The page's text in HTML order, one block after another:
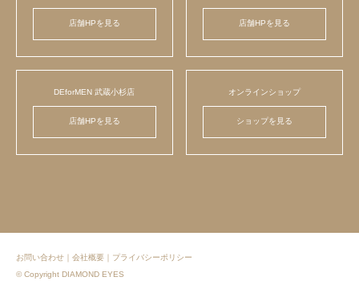
店舗HPを見る 店舗HPを見る
DEforMEN 武蔵小杉店
店舗HPを見る
オンラインショップ
ショップを見る
お問い合わせ 会社概要
プライバシーポリシー
© Copyright DIAMOND EYES